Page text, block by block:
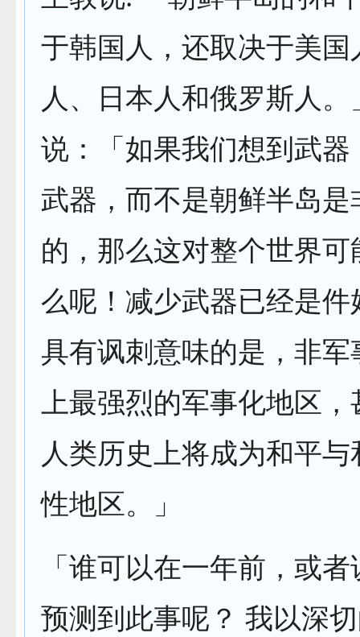
于韩国人，还取决于美国
人、日本人和俄罗斯人
说：「如果我们想到武
武器，而不是朝鲜半岛是
的，那么这对整个世界
么呢！减少武器已经是件
具有讽刺意味的是，非
上最强烈的军事化地区
人类历史上将成为和平
性地区。」
「谁可以在一年前，或
预测到此事呢？ 我以深